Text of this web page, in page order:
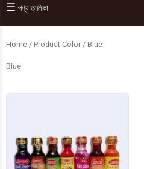
☰ পণ্য তালিকা
Home / Product Color / Blue
Blue